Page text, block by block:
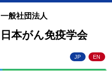
一般社団法人
日本がん免疫学会
JP EN